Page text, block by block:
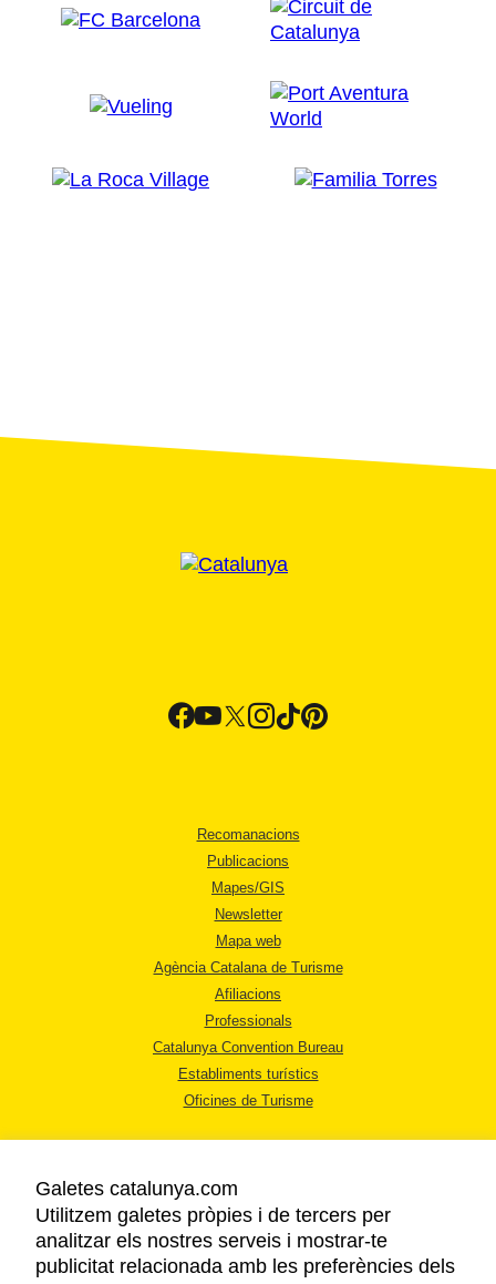
Recomanacions
Publicacions
Mapes/GIS
Newsletter
Mapa web
Agència Catalana de Turisme
Afiliacions
Professionals
Catalunya Convention Bureau
Establiments turístics
Oficines de Turisme
AVÍS LEGAL
Galetes catalunya.com
Utilitzem galetes pròpies i de tercers per
analitzar els nostres serveis i mostrar-te
publicitat relacionada amb les preferències dels